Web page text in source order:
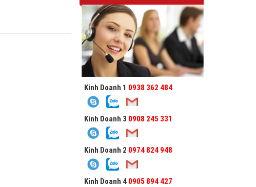
Kinh Doanh 1 0938 362 484
Kinh Doanh 3 0908 245 331
Kinh Doanh 2 0974 824 948
Kinh Doanh 4 0905 894 427